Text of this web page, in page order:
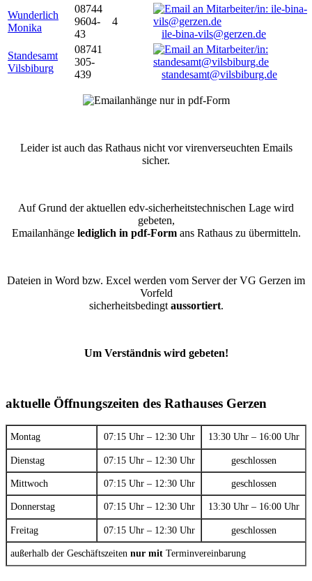
Wunderlich
Monika
08744
9604-
43
4
ile-bina-vils@gerzen.de
Standesamt
Vilsbiburg
08741
305-
439
standesamt@vilsbiburg.de
Leider ist auch das Rathaus nicht vor virenverseuchten Emails
sicher.
Auf Grund der aktuellen edv-sicherheitstechnischen Lage wird
gebeten,
Emailanhänge lediglich in pdf-Formans Rathaus zu übermitteln.
Dateien in Word bzw. Excel werden vom Server der VG Gerzen im
Vorfeld
sicherheitsbedingt aussortiert.
Um Verständnis wird gebeten!
aktuelle Öffnungszeiten des Rathauses Gerzen
Montag 07:15 Uhr – 12:30 Uhr 13:30 Uhr – 16:00 Uhr
Dienstag 07:15 Uhr – 12:30 Uhr geschlossen
Mittwoch 07:15 Uhr – 12:30 Uhr geschlossen
Donnerstag 07:15 Uhr – 12:30 Uhr 13:30 Uhr – 16:00 Uhr
Freitag 07:15 Uhr – 12:30 Uhr geschlossen
außerhalb der Geschäftszeiten nur mit Terminvereinbarung